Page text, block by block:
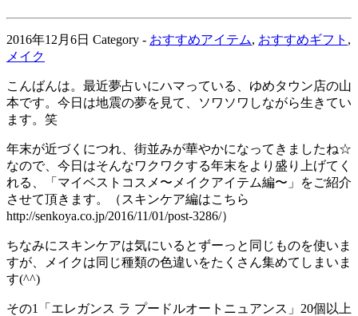
2016年12月6日 Category - おすすめアイテム, おすすめギフト ,
メイク
こんばんは。最近夢占いにハマっている、ゆめタウン店の山
本です。今日は地震の夢を見て、ソワソワしながら生きてい
ます。笑
年末が近づくにつれ、街並みが華やかになってきましたね☆
なので、今日はそんなワクワクする年末をより盛り上げてく
れる、「マイベストコスメ〜メイクアイテム編〜」をご紹介
させて頂きます。（スキンケア編はこちら
http://senkoya.co.jp/2016/11/01/post-3286/）
ちなみにスキンケアは気にいるとずーっと同じものを使いま
すが、メイクは同じ種類の色違いをたくさん集めてしまいま
す(^^)
その1「エレガンス ラ プードルオートニュアンス」20個以上